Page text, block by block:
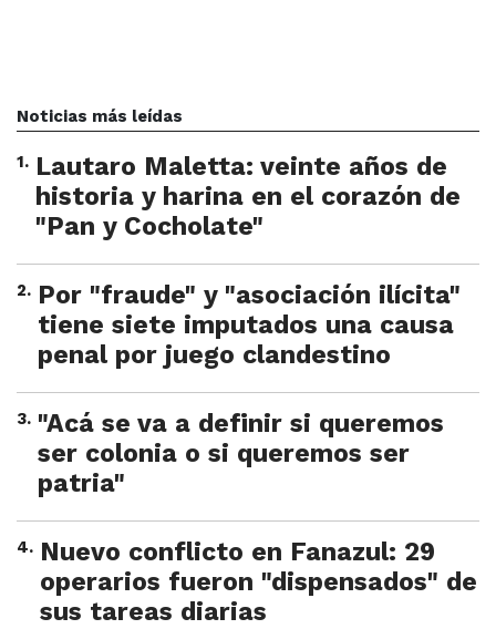
Noticias más leídas
1. Lautaro Maletta: veinte años de
historia y harina en el corazón de
"Pan y Cocholate"
2. Por "fraude" y "asociación ilícita"
tiene siete imputados una causa
penal por juego clandestino
3. "Acá se va a definir si queremos
ser colonia o si queremos ser
patria"
4. Nuevo conflicto en Fanazul: 29
operarios fueron "dispensados" de
sus tareas diarias